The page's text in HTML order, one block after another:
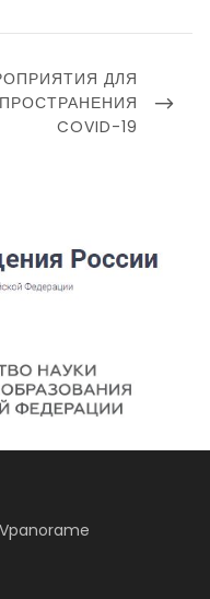
ДЛЯ
COVID-19
Vpanorame